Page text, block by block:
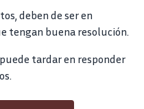
deben de ser en
tengan buena resolución.
tardar en responder